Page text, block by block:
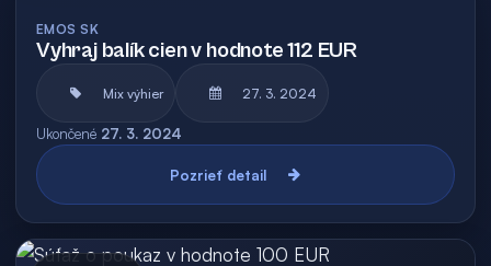
EMOS SK
Vyhraj balík cien v hodnote 112 EUR
Mix výhier 27. 3. 2024
Ukončené 27. 3. 2024
Pozrieť detail